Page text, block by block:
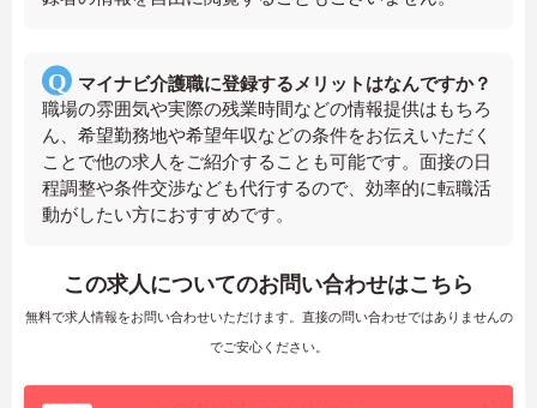
マイナビ介護職に登録するメリットはなんですか？
職場の雰囲気や実際の残業時間などの情報提供はもちろ
ん、希望勤務地や希望年収などの条件をお伝えいただく
ことで他の求人をご紹介することも可能です。面接の日
程調整や条件交渉なども代行するので、効率的に転職活
動がしたい方におすすめです。
この求人についてのお問い合わせはこちら
無料で求人情報をお問い合わせいただけます。直接の問い合わせではありませんの
でご安心ください。